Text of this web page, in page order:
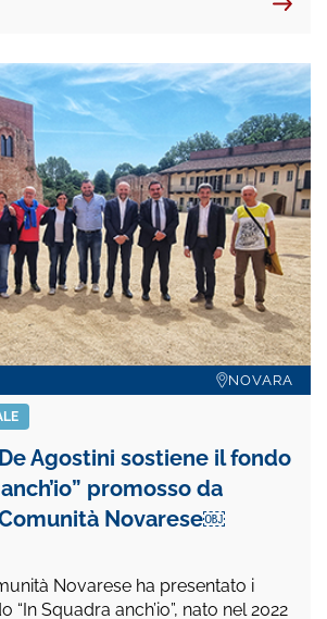
NOVARA
Agostini sostiene il fondo
promosso da
Novarese￼
Novarese ha presentato i
“In Squadra anch’io”, nato nel 2022